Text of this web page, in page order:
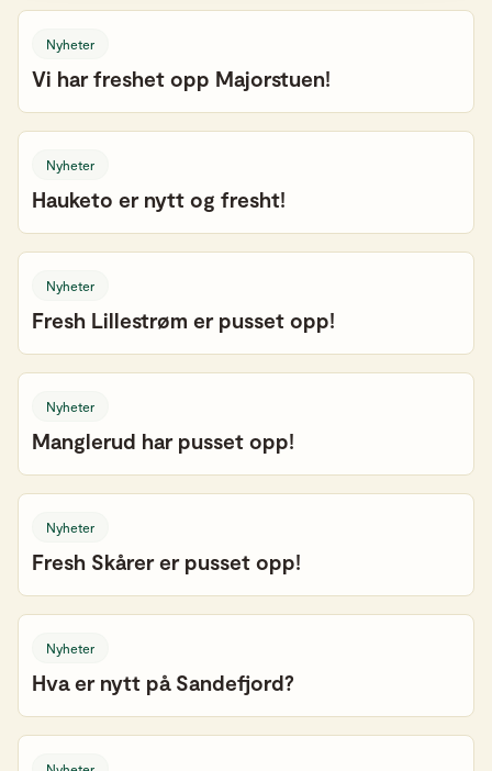
Nyheter
Vi har freshet opp Majorstuen!
Nyheter
Hauketo er nytt og fresht!
Nyheter
Fresh Lillestrøm er pusset opp!
Nyheter
Manglerud har pusset opp!
Nyheter
Fresh Skårer er pusset opp!
Nyheter
Hva er nytt på Sandefjord?